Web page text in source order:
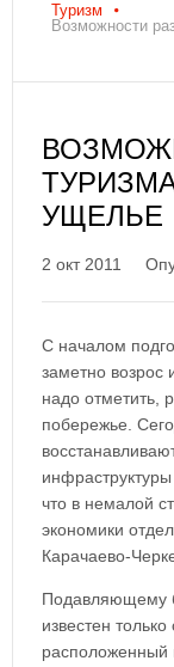
Туризм
Возможности
УЩЕЛЬЕ
2 окт 2011
С началом
заметно возрос
надо отметить,
побережье.
что в немалой
экономики
Карачаево-
Подавляющему
известен
расположенный